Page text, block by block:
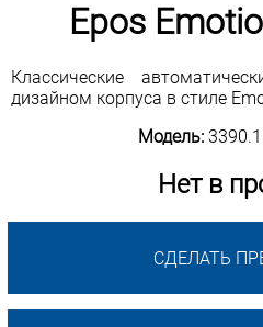
Epos
Классические
дизайном корпуса в стиле
Модель:
Нет в
СДЕЛАТЬ